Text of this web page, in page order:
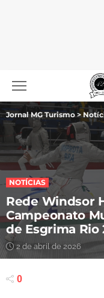
Jornal MG Turismo>
NOTÍCIAS
Rede Windsor
Campeonato
de Esgrima Rio
2 de abril de 2026
0